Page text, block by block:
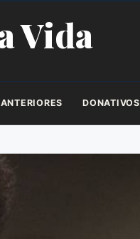
Vida
DONATIVOS